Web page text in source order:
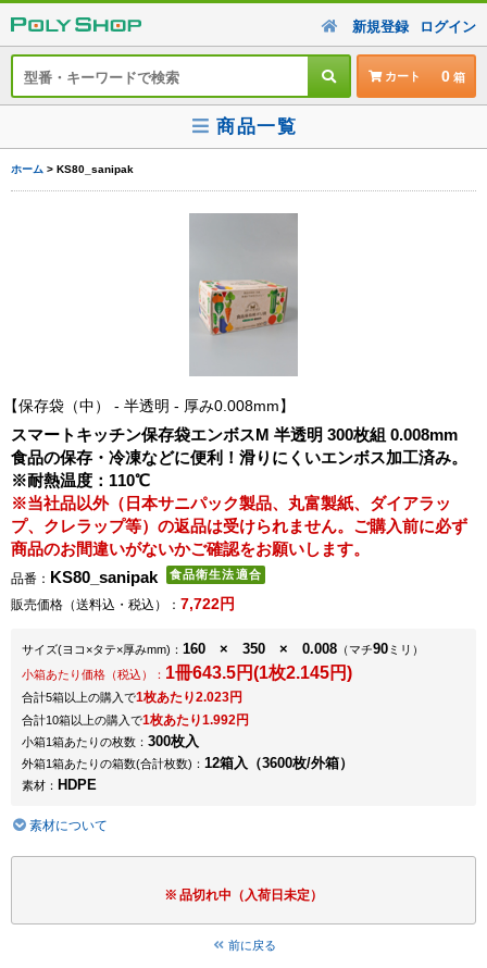
新規登録 ログイン
カート 0
商品一覧
ホーム > KS80_sanipak
保存袋（中） - 半透明 - 厚み0.008mm
スマートキッチン保存袋エンボスM 半透明 300枚組 0.008mm
食品の保存・冷凍などに便利！滑りにくいエンボス加工済み。
※耐熱温度：110℃
※当社品以外（日本サニパック製品、丸富製紙、ダイアラッ
プ、クレラップ等）の返品は受けられません。ご購入前に必ず
商品のお間違いがないかご確認をお願いします。
品番： KS80_sanipak
販売価格（送料込・税込）： 7,722円
サイズ(ヨコ×タテ×厚みmm) ： 160 × 350 × 0.008 （マチ90 ミリ）
小箱あたり価格（税込）： 1冊643.5円(1枚2.145円)
合計5箱以上の購入で1枚あたり2.023円
合計10箱以上の購入で1枚あたり1.992円
小箱1箱あたりの枚数： 300枚入
外箱1箱あたりの箱数(合計枚数) ： 12箱入（3600枚/外箱）
素材： HDPE
素材について
品切れ中（入荷日未定）
前に戻る